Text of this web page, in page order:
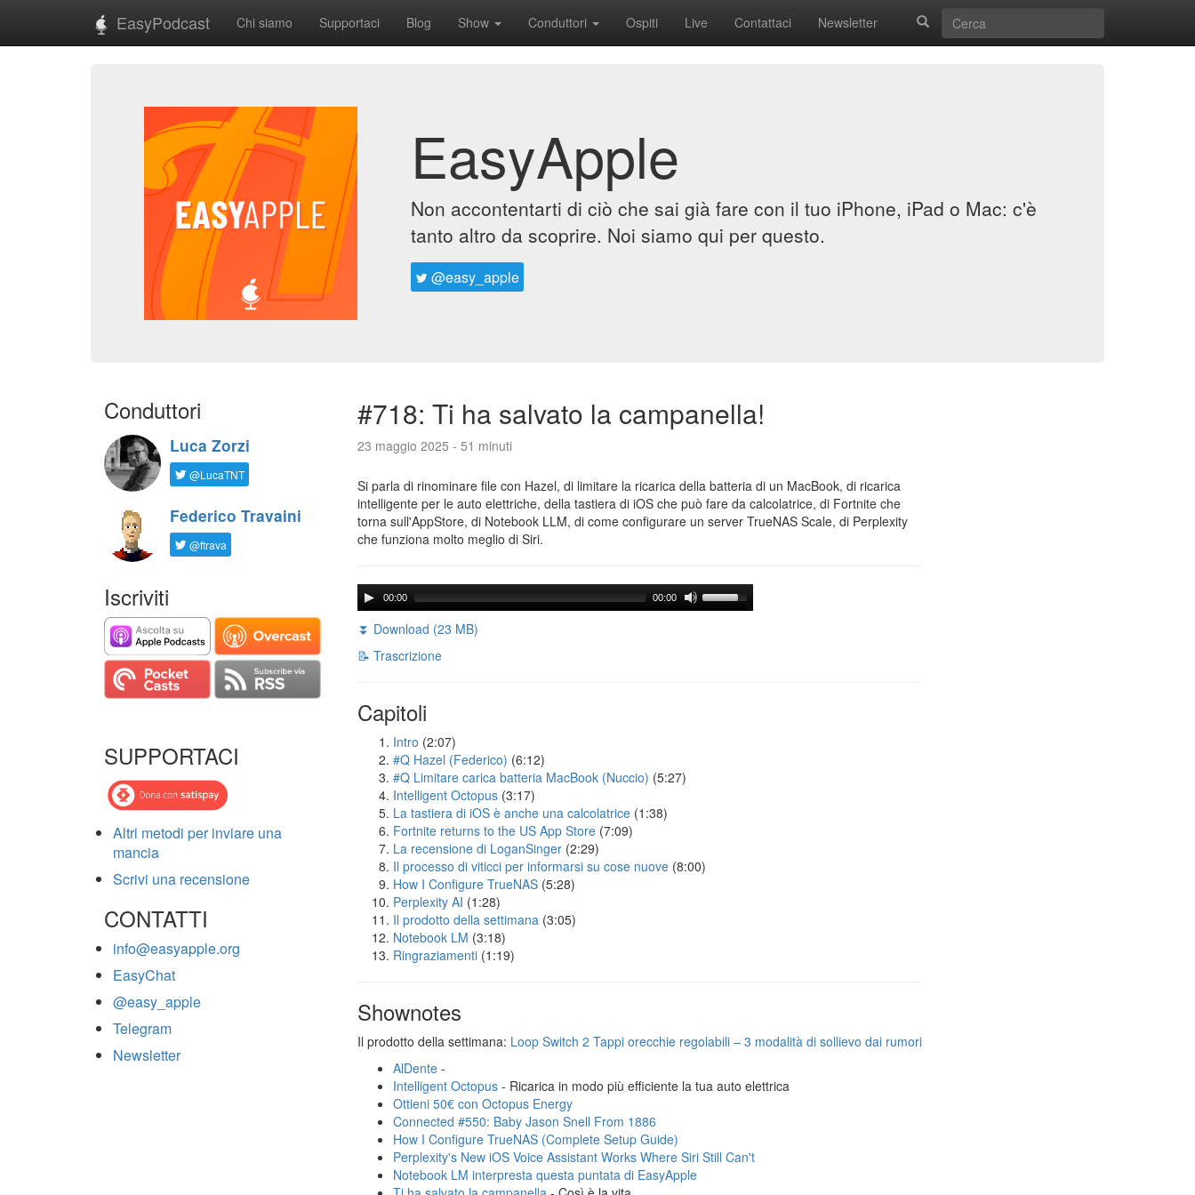
EasyPodcast Chi siamo Supportaci Blog Show Conduttori Ospiti Live Contattaci Newsletter
EasyApple
Non accontentarti di ciò che sai già fare con il tuo iPhone, iPad o Mac: c'è
tanto altro da scoprire. Noi siamo qui per questo.
@easy_apple
Conduttori
Luca Zorzi
@LucaTNT
Federico Travaini
@ftrava
Iscriviti
SUPPORTACI
Altri metodi per inviare una
mancia
Scrivi una recensione
CONTATTI
info@easyapple.org
EasyChat
@easy_apple
Telegram
Newsletter
#718: Ti ha salvato la campanella!
23 maggio 2025 - 51 minuti
Si parla di rinominare file con Hazel, di limitare la ricarica della batteria di un MacBook, di ricarica
intelligente per le auto elettriche, della tastiera di iOS che può fare da calcolatrice, di Fortnite che
torna sull'AppStore, di Notebook LLM, di come configurare un server TrueNAS Scale, di Perplexity
che funziona molto meglio di Siri.
00:00 00:00
⏬ Download (23 MB)
📝 Trascrizione
Capitoli
Intro (2:07)
#Q Hazel (Federico) (6:12)
#Q Limitare carica batteria MacBook (Nuccio) (5:27)
Intelligent Octopus (3:17)
La tastiera di iOS è anche una calcolatrice (1:38)
Fortnite returns to the US App Store (7:09)
La recensione di LoganSinger (2:29)
Il processo di viticci per informarsi su cose nuove (8:00)
How I Configure TrueNAS (5:28)
Perplexity AI (1:28)
Il prodotto della settimana (3:05)
Notebook LM (3:18)
Ringraziamenti (1:19)
Shownotes
Il prodotto della settimana: Loop Switch 2 Tappi orecchie regolabili – 3 modalità di sollievo dai rumori
AlDente -
Intelligent Octopus - Ricarica in modo più efficiente la tua auto elettrica
Ottieni 50€ con Octopus Energy
Connected #550: Baby Jason Snell From 1886
How I Configure TrueNAS (Complete Setup Guide)
Perplexity's New iOS Voice Assistant Works Where Siri Still Can't
Notebook LM interpresta questa puntata di EasyApple